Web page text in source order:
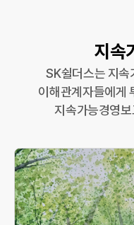
지속
SK쉴더스는 지속
이해관계자들에게
지속가능경영